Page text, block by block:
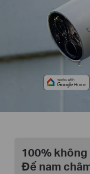
100% không
Đế nam